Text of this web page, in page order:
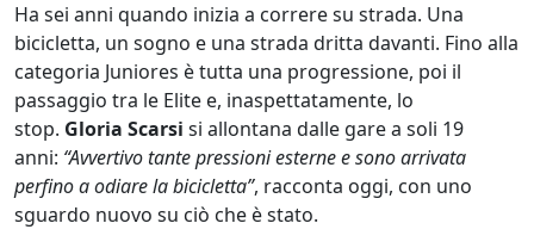
Ha sei anni quando inizia a correre su strada. Una
bicicletta, un sogno e una strada dritta davanti. Fino alla
categoria Juniores è tutta una progressione, poi il
passaggio tra le Elite e, inaspettatamente, lo
stop. Gloria Scarsi si allontana dalle gare a soli 19
anni: “Avvertivo tante pressioni esterne e sono arrivata
perfino a odiare la bicicletta”, racconta oggi, con uno
sguardo nuovo su ciò che è stato.